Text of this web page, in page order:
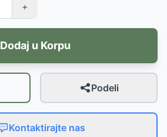
+
Dodaj u Korpu
Podeli
Kontaktirajte nas